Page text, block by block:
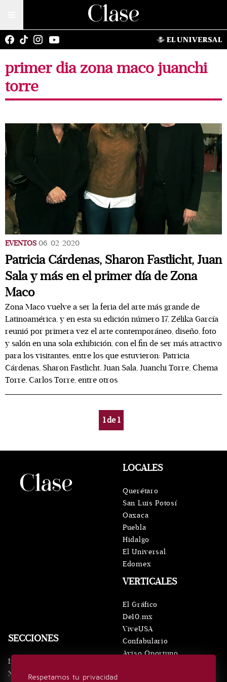
primer dia zona maco juanchi
torre
EVENTOS 06/02/2020
Patricia Cárdenas, Sharon Fastlicht, Juan
Sala y más en el primer día de Zona
Maco
Zona Maco vuelve a ser la feria del arte más grande de
Latinoamérica, y en esta su edición número 17, Zélika García
reunió por primera vez el arte contemporáneo, diseño, foto
y salón en una sola exhibición, con el fin de ser más atractivo
para los visitantes, entre los que estuvieron: Patricia
Cárdenas, Sharon Fastlicht, Juan Sala, Juanchi Torre, Chema
Torre, Carlos Torre, entre otros
1de1
Respetamos tu privacidad
SECCIONES
Inicio
Noticias
VERTICALES
El Gráfico
De10.mx
ViveUSA
Confabulario
Aviso Oportuno
LOCALES
Querétaro
San Luis Potosí
Oaxaca
Puebla
Hidalgo
El Universal
Edomex